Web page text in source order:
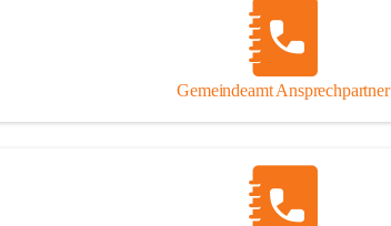
Gemeindeamt Ansprechpartner